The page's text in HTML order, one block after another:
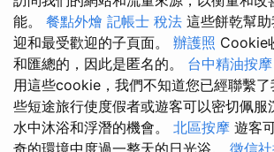
能。 餐點外燴 記帳士 稅法 這些餅乾幫
迎和最受歡迎的子頁面。 辦護照 Cookie
和匯總的，因此是匿名的。 台中精油按摩
用這些cookie，我們不知道您已經聯繫
些短途旅行使度假者或遊客可以密切佩服
水中沐浴和浮潛的機會。 北區按摩 遊客
奇的環境中度過一整天的日光浴。 徵信